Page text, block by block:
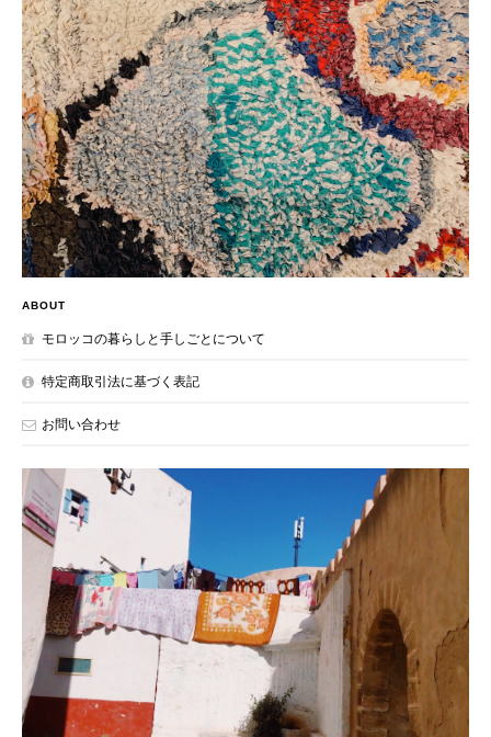
ABOUT
モロッコの暮らしと手しごとについて
特定商取引法に基づく表記
お問い合わせ